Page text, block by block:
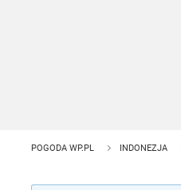
POGODA WP.PL INDONEZJA